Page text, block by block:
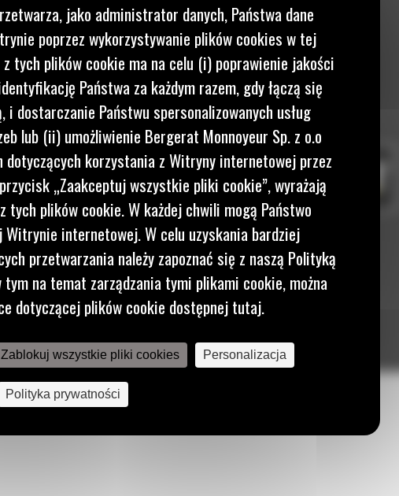
jako administrator danych, Państwa dane
poprzez wykorzystywanie plików cookies w tej
tych plików cookie ma na celu (i) poprawienie jakości
Państwa za każdym razem, gdy łączą się
dostarczanie Państwu spersonalizowanych usług
lub (ii) umożliwienie Bergerat Monnoyeur Sp. z o.o
dotyczących korzystania z Witryny internetowej przez
„Zaakceptuj wszystkie pliki cookie”, wyrażają
tych plików cookie. W każdej chwili mogą Państwo
internetowej. W celu uzyskania bardziej
przetwarzania należy zapoznać się z naszą Polityką
na temat zarządzania tymi plikami cookie, można
dotyczącej plików cookie dostępnej tutaj.
Zablokuj wszystkie pliki cookies Personalizacja
Polityka prywatności